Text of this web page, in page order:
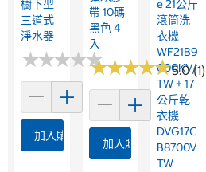
櫥下型
三道式
淨水器
★★★★★
★★★★★
加入購物車
帶 10碼
黑色 4
入
★★★★★
★★★★★5.0 (1)
加入購物車
E 21公斤
滾筒洗
衣機
WF21B9
600KV/
TW + 17
公斤乾
衣機
DVG17C
B8700V
TW